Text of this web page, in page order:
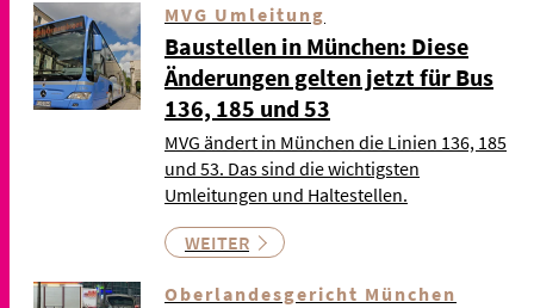
MVG Umleitung
Baustellen in München: Diese
Änderungen gelten jetzt für Bus
136, 185 und 53
MVG ändert in München die Linien 136, 185
und 53. Das sind die wichtigsten
Umleitungen und Haltestellen.
WEITER
Oberlandesgericht München